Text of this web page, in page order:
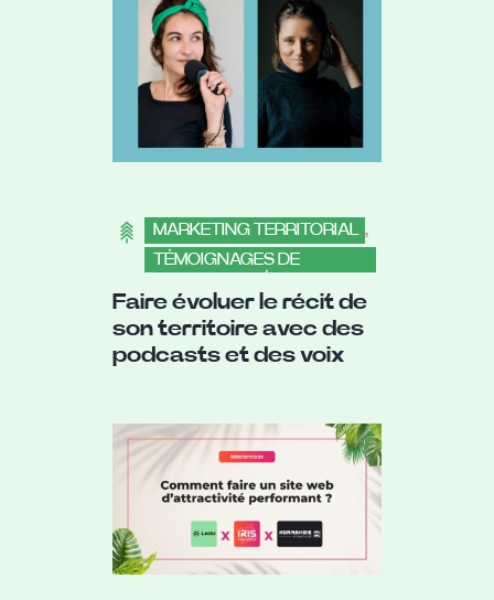
MARKETING TERRITORIAL
,
TÉMOIGNAGES DE
,
COLLECTIVITÉS
Faire évoluer le récit de
son territoire avec des
podcasts et des voix